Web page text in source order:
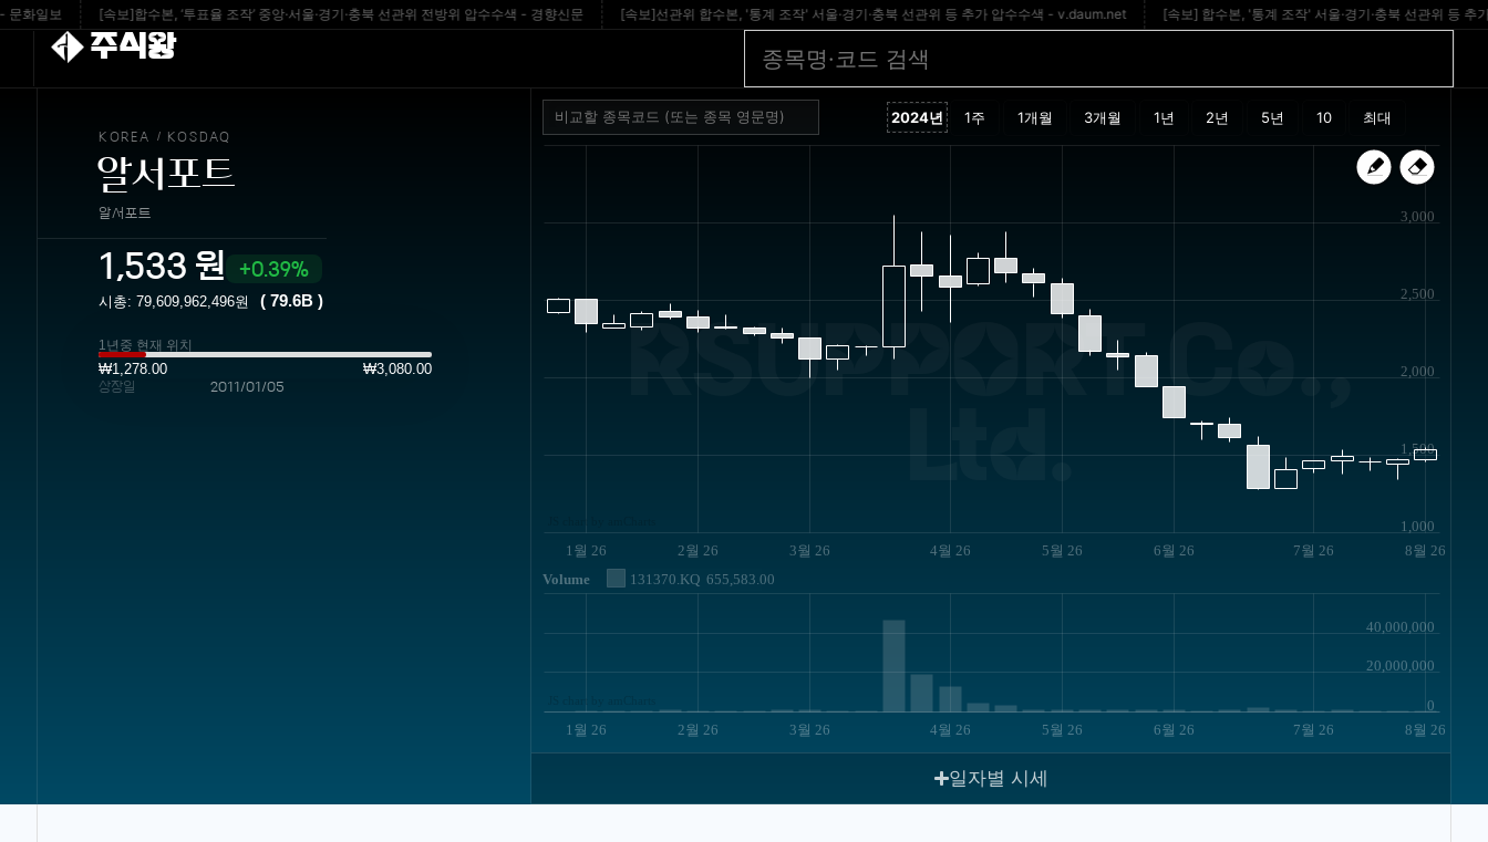
보 [속보]합수본, ‘투표율 조작’ 중앙·서울·경기·충북 선관위 전방위 압수수색 - 경향신문 [속보]선관위 합수본, '통계 조작' 서울·경기·충북 선관위 등 추가 압수수색 - v.daum.net [속보] 합수본, '통계 조작' 서울·경기·충북 선관위 등 추가 압수
주식왕
KOREA / KOSDAQ
알서포트
알서포트
1,533 원 0.39%
시총: 79,609,962,496원 ( 79.6B )
1년중 현재 위치
₩1,278.00 ₩3,080.00
상장일 2011/01/05 RSUPPORT Co.,
Ltd.
1월 26 2월 26 3월 26 4월 26 5월 26 6월 26 7월 26 8월 26
1,000
1,500
2,000
2,500
3,000
Volume 131370.KQ 655,583.00
1월 26 2월 26 3월 26 4월 26 5월 26 6월 26 7월 26 8월 26
0
20,000,000
40,000,000
일자별 시세